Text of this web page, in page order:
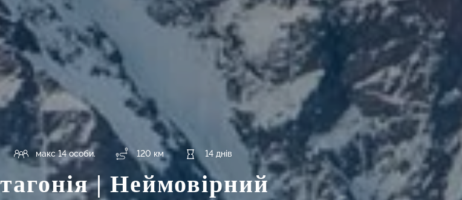
макс 14 особи. 120 км 14 днів
| Неймовірний